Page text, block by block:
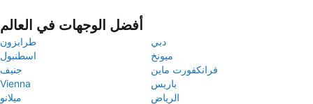
أفضل الوجهات في العالم
طرابزون
دبي
اسطنبول
ميونخ
جنيف
فرانكفورت ماين
Vienna
باريس
ميلانو
الرياض